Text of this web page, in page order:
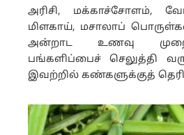
அரிசி, மக்காச்சோளம்,
மிளகாய், மசாலாப்
அன்றாட உணவு
பங்களிப்பைச் செலுத்தி
இவற்றில் கண்களுக்குத்